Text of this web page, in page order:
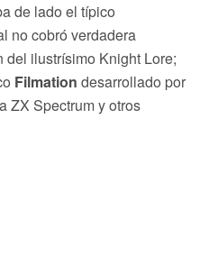
de lado el típico
no cobró verdadera
ilustrísimo Knight Lore;
Filmation desarrollado por
ZX Spectrum y otros